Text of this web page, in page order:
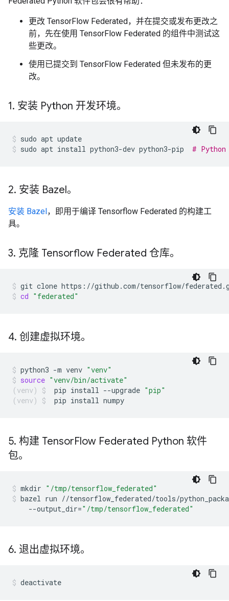
更改 TensorFlow Federated，并在提交或发布更改之
前，先在使用 TensorFlow Federated 的组件中测试这
些更改。
使用已提交到 TensorFlow Federated 但未发布的更
改。
1. 安装 Python 开发环境。
sudo apt update
sudo apt install python3-dev python3-pip # Python
2. 安装 Bazel。
安装 Bazel，即用于编译 Tensorflow Federated 的构建工
具。
3. 克隆 Tensorflow Federated 仓库。
git clone https://github.com/tensorflow/
cd "federated"
4. 创建虚拟环境。
python3 -m venv "venv"
source "venv/bin/activate"
pip install --upgrade "pip"
pip install numpy
5. 构建 TensorFlow Federated Python 软件
包。
mkdir "/tmp/tensorflow_federated"
bazel run //tensorflow_federated/tools/
--output_dir="/tmp/tensorflow_federated"
6. 退出虚拟环境。
deactivate